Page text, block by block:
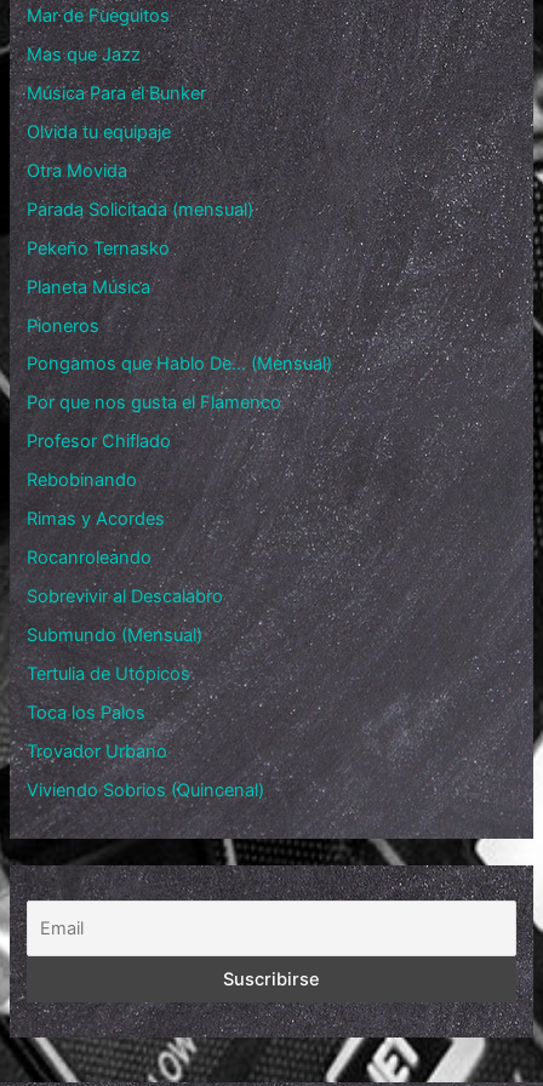
Mar de Fueguitos
Mas que Jazz
Música Para el Bunker
Olvida tu equipaje
Otra Movida
Parada Solicitada (mensual)
Pekeño Ternasko
Planeta Música
Pioneros
Pongamos que Hablo De… (Mensual)
Por que nos gusta el Flamenco
Profesor Chiflado
Rebobinando
Rimas y Acordes
Rocanroleando
Sobrevivir al Descalabro
Submundo (Mensual)
Tertulia de Utópicos
Toca los Palos
Trovador Urbano
Viviendo Sobrios (Quincenal)